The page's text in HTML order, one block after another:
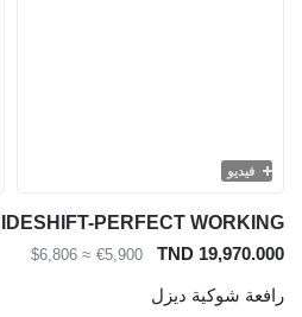
فيديو
PERFECT WORKING**
TND 19,970.000
€5,900
≈ $6,806
رافعة شوكية ديزل